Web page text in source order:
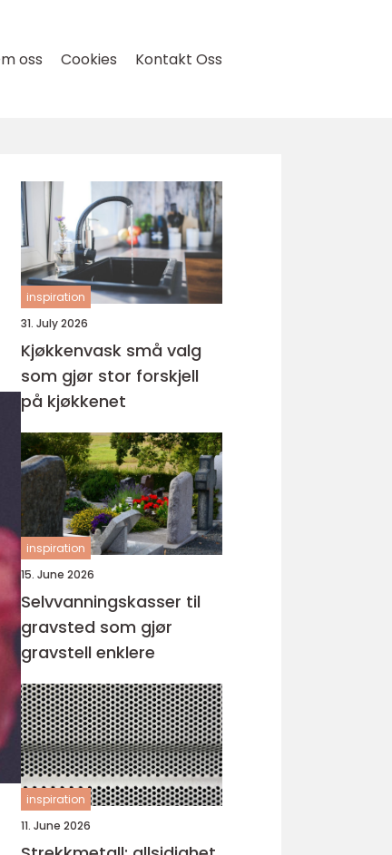
oss Cookies Kontakt Oss
inspiration
31. July 2026
Kjøkkenvask små valg
som gjør stor forskjell
på kjøkkenet
inspiration
15. June 2026
Selvvanningskasser til
gravsted som gjør
gravstell enklere
inspiration
11. June 2026